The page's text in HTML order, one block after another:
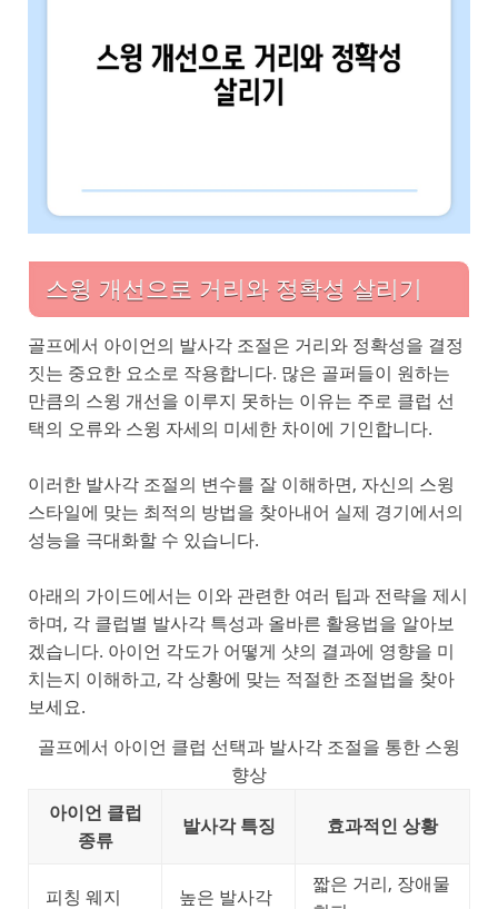
스윙 개선으로 거리와 정확성 살리기
골프에서 아이언의 발사각 조절은 거리와 정확성을 결정
짓는 중요한 요소로 작용합니다. 많은 골퍼들이 원하는
만큼의 스윙 개선을 이루지 못하는 이유는 주로 클럽 선
택의 오류와 스윙 자세의 미세한 차이에 기인합니다.
이러한 발사각 조절의 변수를 잘 이해하면, 자신의 스윙
스타일에 맞는 최적의 방법을 찾아내어 실제 경기에서의
성능을 극대화할 수 있습니다.
아래의 가이드에서는 이와 관련한 여러 팁과 전략을 제시
하며, 각 클럽별 발사각 특성과 올바른 활용법을 알아보
겠습니다. 아이언 각도가 어떻게 샷의 결과에 영향을 미
치는지 이해하고, 각 상황에 맞는 적절한 조절법을 찾아
보세요.
골프에서 아이언 클럽 선택과 발사각 조절을 통한 스윙
향상
아이언 클럽
종류
발사각 특징 효과적인 상황
피칭 웨지 높은 발사각
짧은 거리, 장애물